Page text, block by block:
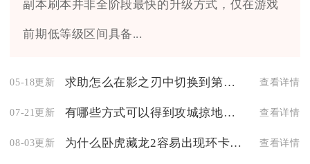
副本刷本并非全阶段最快的升级方式，仅在游戏
前期低等级区间具备...
05-18更新 求助怎么在影之刃中切换到第二套心法 查看详情
07-21更新 有哪些方式可以得到攻城掠地祥龙战车 查看详情
08-03更新 为什么卧虎藏龙2容易出现环卡现象 查看详情